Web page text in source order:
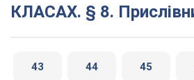
КЛАСАХ. § 8.
43 44 45